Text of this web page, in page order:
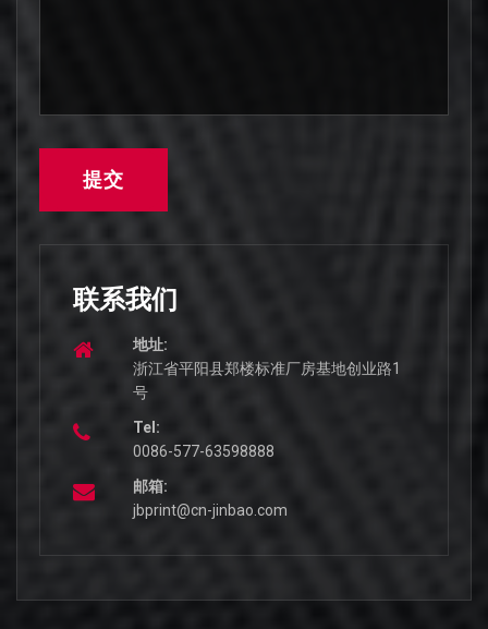
提交
联系我们
地址:
浙江省平阳县郑楼标准厂房基地创业路1
号
Tel:
0086-577-63598888
邮箱:
jbprint@cn-jinbao.com